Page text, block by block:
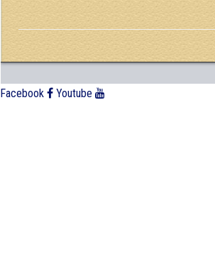
Facebook Youtube